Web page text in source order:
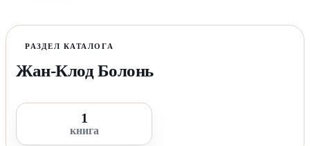
РАЗДЕЛ КАТАЛОГА
Жан-Клод Болонь
1
книга